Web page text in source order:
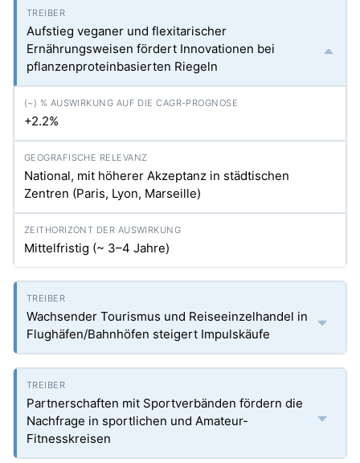
Aufstieg veganer und flexitarischer
Ernährungsweisen fördert Innovationen bei
pflanzenproteinbasierten Riegeln
+2.2%
National, mit höherer Akzeptanz in städtischen
Zentren (Paris, Lyon, Marseille)
Mittelfristig (~ 3–4 Jahre)
Wachsender Tourismus und Reiseeinzelhandel in
Flughäfen/Bahnhöfen steigert Impulskäufe
Partnerschaften mit Sportverbänden fördern die
Nachfrage in sportlichen und Amateur-
Fitnesskreisen